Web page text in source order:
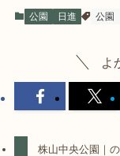
公園 日進 公園
よ
株山中央公園｜